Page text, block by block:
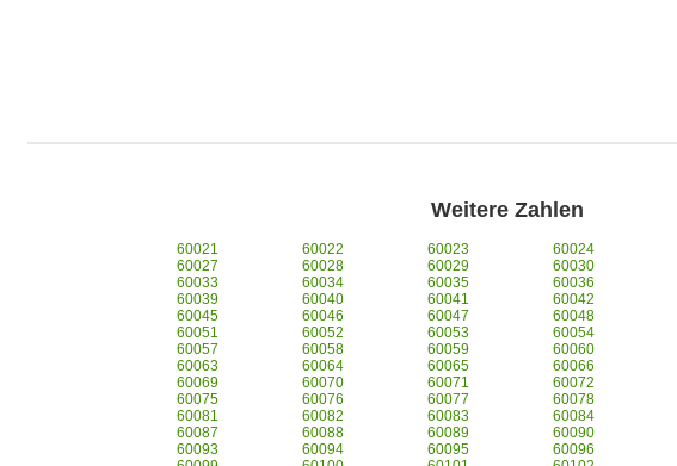
Weitere Zahlen
60021 60022 60023 60024
60027
60028 60029 60030
60033
60034 60035 60036
60039
60040 60041 60042
60045
60046 60047 60048
60051
60052 60053 60054
60057
60058 60059 60060
60063
60064 60065 60066
60069
60070 60071 60072
60075
60076 60077 60078
60081
60082 60083 60084
60087
60088 60089 60090
60093
60094 60095 60096